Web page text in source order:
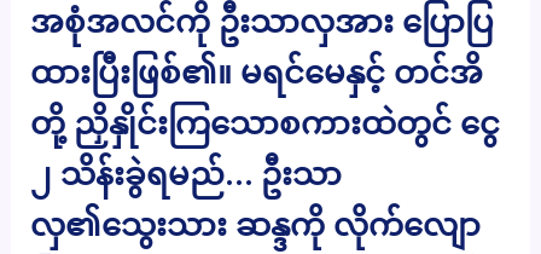
အစုံအလင်ကို ဦးသာလှအား ပြောပြ
ထားပြီးဖြစ်၏။ မရင်မေနှင့် တင်အိ
တို့ ညှိနှိုင်းကြသောစကားထဲတွင် ငွေ
၂ သိန်းခွဲရမည်… ဦးသာ
လှ၏သွေးသား ဆန္ဒကို လိုက်လျော